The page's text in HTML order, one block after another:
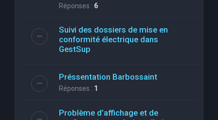
Réponses : 6
Suivi des dossiers de mise en
conformité électrique dans
GestSup
Préssentation Barbossaint
Réponses : 1
Problème d’affichage et de